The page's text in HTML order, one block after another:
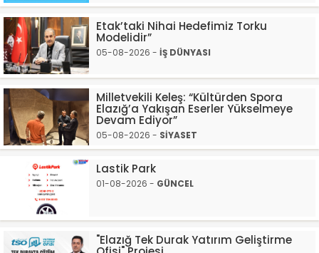
Etak’taki Nihai Hedefimiz Torku
Modelidir”
05-08-2026 - İŞ DÜNYASI
Milletvekili Keleş: “Kültürden Spora
Elazığ’a Yakışan Eserler Yükselmeye
Devam Ediyor”
05-08-2026 - SİYASET
Lastik Park
01-08-2026 - GÜNCEL
"Elazığ Tek Durak Yatırım Geliştirme